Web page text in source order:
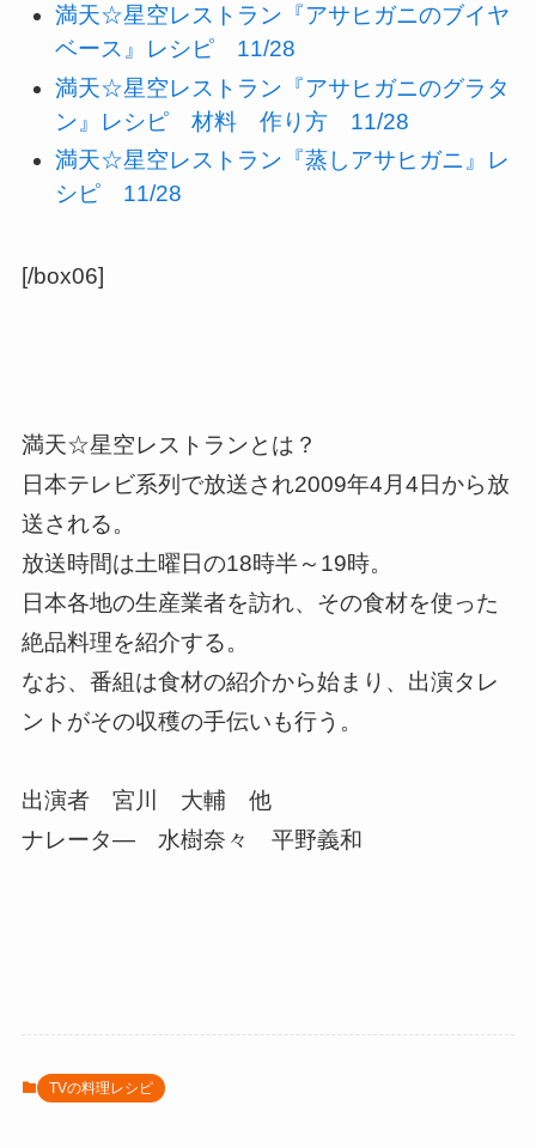
満天☆星空レストラン『アサヒガニのブイヤ
ベース』レシピ 11/28
満天☆星空レストラン『アサヒガニのグラタ
ン』レシピ 材料 作り方 11/28
満天☆星空レストラン『蒸しアサヒガニ』レ
シピ 11/28
[/box06]
満天☆星空レストランとは？
日本テレビ系列で放送され2009年4月4日から放
送される。
放送時間は土曜日の18時半～19時。
日本各地の生産業者を訪れ、その食材を使った
絶品料理を紹介する。
なお、番組は食材の紹介から始まり、出演タレ
ントがその収穫の手伝いも行う。
出演者 宮川 大輔 他
ナレータ― 水樹奈々 平野義和
TVの料理レシピ